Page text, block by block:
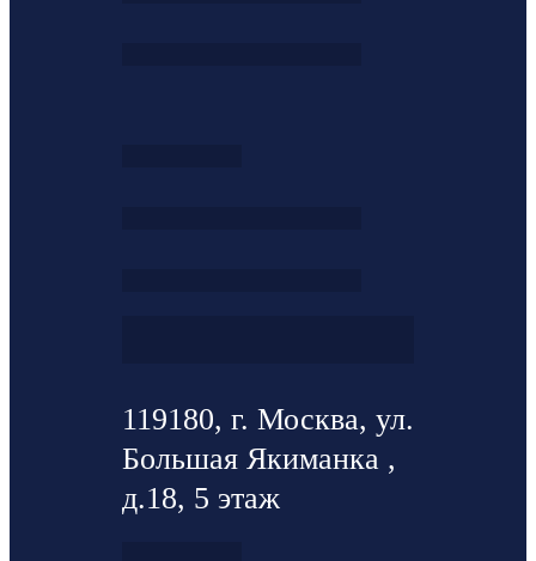
119180, г. Москва, ул.
Большая Якиманка ,
д.18, 5 этаж